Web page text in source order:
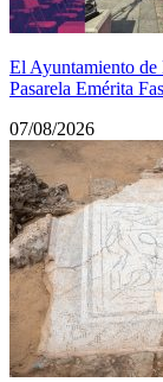
El Ayuntamiento de
Pasarela Emérita
07/08/2026